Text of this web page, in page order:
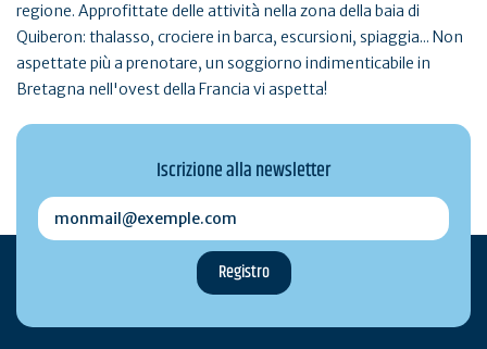
regione. Approfittate delle attività nella zona della baia di
Quiberon: thalasso, crociere in barca, escursioni, spiaggia... Non
aspettate più a prenotare, un soggiorno indimenticabile in
Bretagna nell'ovest della Francia vi aspetta!
Iscrizione alla newsletter
monmail@exemple.com